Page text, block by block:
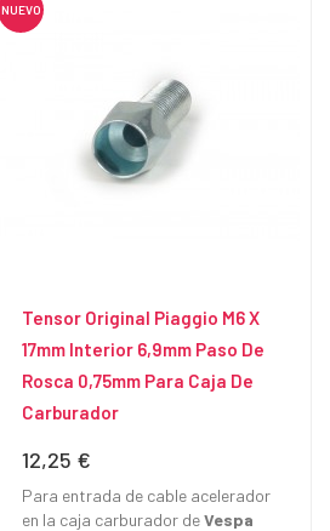
NUEVO
Tensor Original Piaggio M6 X
17mm Interior 6,9mm Paso De
Rosca 0,75mm Para Caja De
Carburador
Precio
12,25 €
Para entrada de cable acelerador
en la caja carburador deVespa